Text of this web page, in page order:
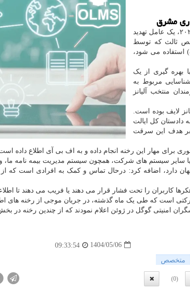
مشرق
، آلیانز در اطلاعیه ای اعلام نمود در ۱۶ ژوئیه سال ۲۰۲۵، یک عامل تهدید
ثالث که توسط
استفاده می شود،
بهره گیری از یک
مربوط به
منتخب آلیانز
لایف بوده است.
دادستان کل ایالت
هدف این سرقت
برای مهار این رخنه انجام داده و به اف بی آی اطلاع داده
سایر سیستم های شرکت، همچون سیستم مدیریت بیمه نامه ما،
در سرتاسر جهان دارد، اضافه کرد: درحال تماس و کمک به افرادی است
کاربران را تحت فشار قرار می دهند یا فریب می دهند تا
است که طی یک ماه گذشته، در جریان موجی از رخنه های
امنیتی گوگل در ژوئن اعلام نمودند که از چندین رخنه در
1404/05/06
09:33:54
متخصص
(0)